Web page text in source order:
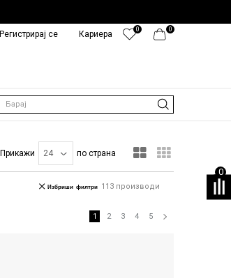
0
0
Кариера
Регистрирај се
Барај
0
Прикажи по страна
113 производи
Избриши филтри
1 2 3 4 5